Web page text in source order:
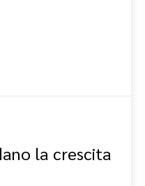
la crescita